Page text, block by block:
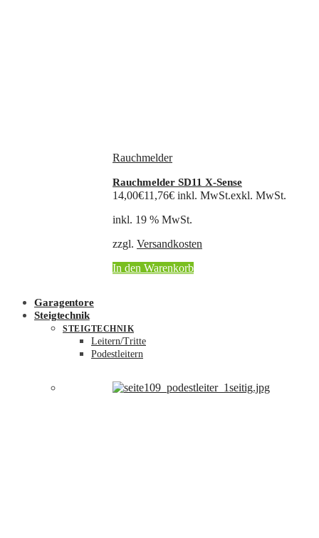
Rauchmelder
Rauchmelder SD11 X-Sense
14,00€11,76€ inkl. MwSt.exkl. MwSt.
inkl. 19 % MwSt.
zzgl. Versandkosten
In den Warenkorb
Garagentore
Steigtechnik
STEIGTECHNIK
Leitern/Tritte
Podestleitern